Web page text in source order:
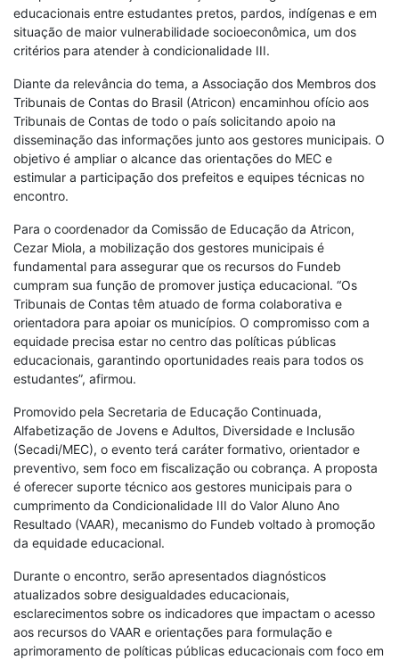
educacionais entre estudantes pretos, pardos, indígenas e em
situação de maior vulnerabilidade socioeconômica, um dos
critérios para atender à condicionalidade III.
Diante da relevância do tema, a Associação dos Membros dos
Tribunais de Contas do Brasil (Atricon) encaminhou ofício aos
Tribunais de Contas de todo o país solicitando apoio na
disseminação das informações junto aos gestores municipais. O
objetivo é ampliar o alcance das orientações do MEC e
estimular a participação dos prefeitos e equipes técnicas no
encontro.
Para o coordenador da Comissão de Educação da Atricon,
Cezar Miola, a mobilização dos gestores municipais é
fundamental para assegurar que os recursos do Fundeb
cumpram sua função de promover justiça educacional. “Os
Tribunais de Contas têm atuado de forma colaborativa e
orientadora para apoiar os municípios. O compromisso com a
equidade precisa estar no centro das políticas públicas
educacionais, garantindo oportunidades reais para todos os
estudantes”, afirmou.
Promovido pela Secretaria de Educação Continuada,
Alfabetização de Jovens e Adultos, Diversidade e Inclusão
(Secadi/MEC), o evento terá caráter formativo, orientador e
preventivo, sem foco em fiscalização ou cobrança. A proposta
é oferecer suporte técnico aos gestores municipais para o
cumprimento da Condicionalidade III do Valor Aluno Ano
Resultado (VAAR), mecanismo do Fundeb voltado à promoção
da equidade educacional.
Durante o encontro, serão apresentados diagnósticos
atualizados sobre desigualdades educacionais,
esclarecimentos sobre os indicadores que impactam o acesso
aos recursos do VAAR e orientações para formulação e
aprimoramento de políticas públicas educacionais com foco em